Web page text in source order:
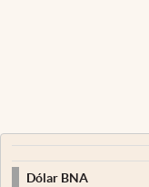
Dólar BNA